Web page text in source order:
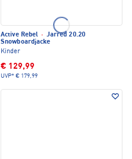
Active Rebel · Jarred 20.20
Snowboardjacke
Kinder
€ 129,99
UVP* € 179,99